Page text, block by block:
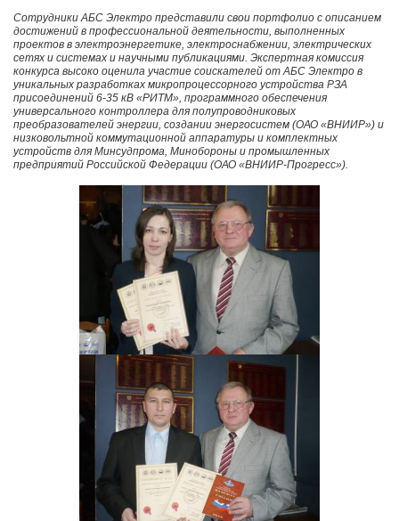
Сотрудники АБС Электро представили свои портфолио с описанием
достижений в профессиональной деятельности, выполненных
проектов в электроэнергетике, электроснабжении, электрических
сетях и системах и научными публикациями. Экспертная комиссия
конкурса высоко оценила участие соискателей от АБС Электро в
уникальных разработках микропроцессорного устройства РЗА
присоединений 6-35 кВ «РИТМ», программного обеспечения
универсального контроллера для полупроводниковых
преобразователей энергии, создании энергосистем (ОАО «ВНИИР») и
низковольтной коммутационной аппаратуры и комплектных
устройств для Минсудпрома, Минобороны и промышленных
предприятий Российской Федерации (ОАО «ВНИИР-Прогресс»).